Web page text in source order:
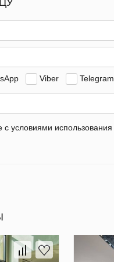
Viber Telegram
условиями использования